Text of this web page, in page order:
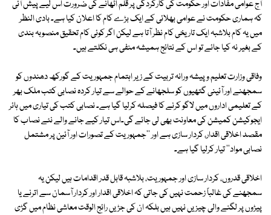
آج عوامی مفادات اور حکومت کی کارکردگی پر قلم اٹھانے کی ضرورت اس لیے پیش آئی
کہ ہماری حکومت نے عوامی بھلائی کے ایک بڑے کام کا اعلان کیا ہے۔ بادی النظر
میں یہ کام بلاشبہ ایک تاریخی کام نظر آتا ہے لیکن اگر کوئی کام تحقیق منصوبہ بندی
کے بغیر نہ کیا جائے تو اس کے نتائج ہمیشہ منفی ہی نکلتے ہیں۔
وفاقی وزارت تعلیم و پیشہ ورانہ تربیت کے زیر اہتمام جمہوریت کے گورکھ دھندوں کو
سمجھنے اور آئینی گتھیوں کو سلجھانے کے حوالے سے تیار کردہ نصابی کتب ملک بھر
کے تعلیمی اداروں میں لاگو کرنے کا فیصلہ کرلیا گیا ہے۔ نصابی کتب کی تیاری میں ہائر
ایجوکیشن کمیشن کی معاونت بھی لی جائے گی۔اس تیار کیے جانے والے نئے نصاب کا
مقصد اخلاقی اقدار، کردار سازی ہے اور ''جمہوریت کے تصورات اور آئین پر مشتمل
نصابی مواد'' تیار کرلیا گیا ہے۔
اخلاقی قدروں، کردار سازی اور جمہوریت، بلاشبہ قابل قدر اقدامات ہیں لیکن یہ
سمجھنے کی غالباً زحمت نہیں کی جاتی کہ اخلاقی اقدار اور کردار آسمان سے اترنے یا
پیڑوں پر لگنے والی چیزیں نہیں ہیں بلکہ ان کی جڑیں رائج الوقت معاشی نظام میں گڑی